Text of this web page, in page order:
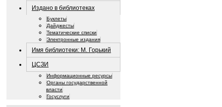
Издано в библиотеках
Буклеты
Дайджесты
Тематические списки
Электронные издания
Имя библиотеки: М. Горький
ЦСЗИ
Информационные ресурсы
Органы государственной
власти
Госуслуги